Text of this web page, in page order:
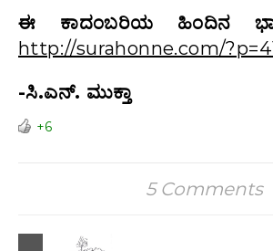
ಈ ಕಾದಂಬರಿಯ ಹಿಂದಿನ
http://surahonne.com/
-ಸಿ.ಎನ್. ಮುಕ್ತಾ
+6
5 Comments